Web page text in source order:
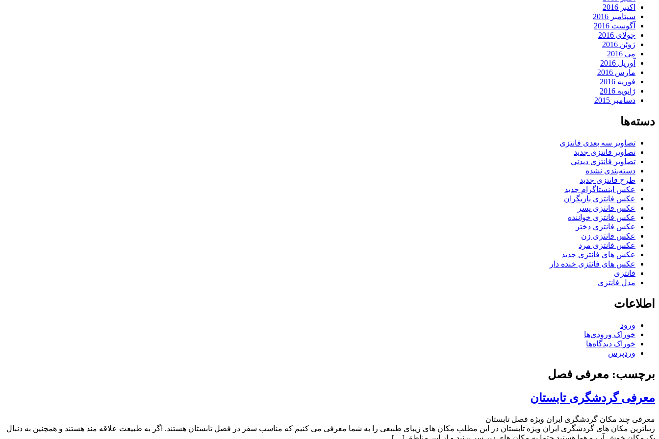
اکتبر 2016
سپتامبر 2016
آگوست 2016
جولای 2016
ژوئن 2016
می 2016
آوریل 2016
مارس 2016
فوریه 2016
ژانویه 2016
دسامبر 2015
دسته‌ها
تصاویر سه بعدی فانتزی
تصاویر فانتزی جدید
تصاویر فانتزی دیدنی
دسته‌بندی نشده
طرح فانتزی جدید
عکس اینستاگرام جدید
عکس فانتزی بازیگران
عکس فانتزی پسر
عکس فانتزی خواننده
عکس فانتزی دختر
عکس فانتزی زن
عکس فانتزی مرد
عکس های فانتزی جدید
عکس های فانتزی خنده دار
فانتزی
مدل فانتزی
اطلاعات
ورود
خوراک ورودی‌ها
خوراک دیدگاه‌ها
وردپرس
برچسب: معرفی فصل
معرفی گردشگری تابستان
معرفی چند مکان گردشگری ایران ویژه فصل تابستان
زیباترین مکان های گردشگری ایران ویژه تابستان در این مطلب مکان های زیبای طبیعی را به شما معرفی می کنیم که مناسب سفر در فصل تابستان هستند. اگر به طبیعت علاقه مند هستند و همچنین به دنبال